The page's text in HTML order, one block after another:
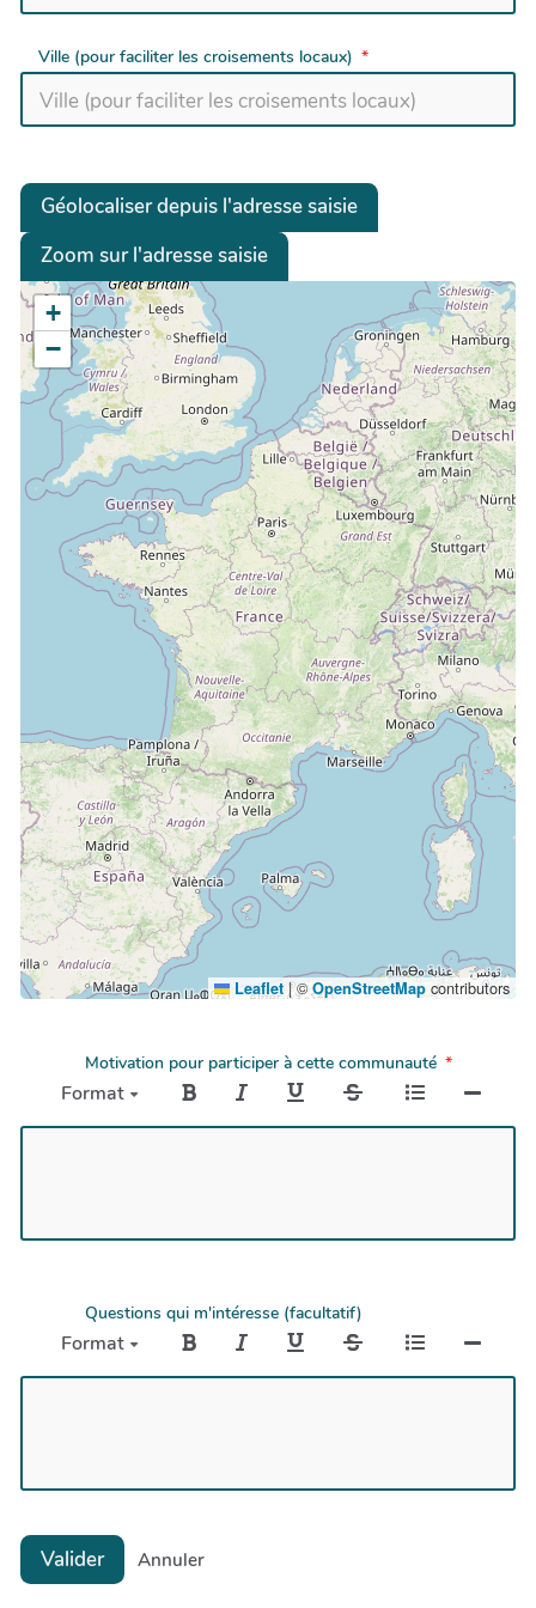
Ville (pour faciliter les croisements locaux)
Géolocaliser depuis l'adresse saisie
Zoom sur l'adresse saisie
+
−
Leaflet |©OpenStreetMap contributors
Motivation pour participer à cette communauté
Format
Questions qui m'intéresse (facultatif)
Format
Valider Annuler